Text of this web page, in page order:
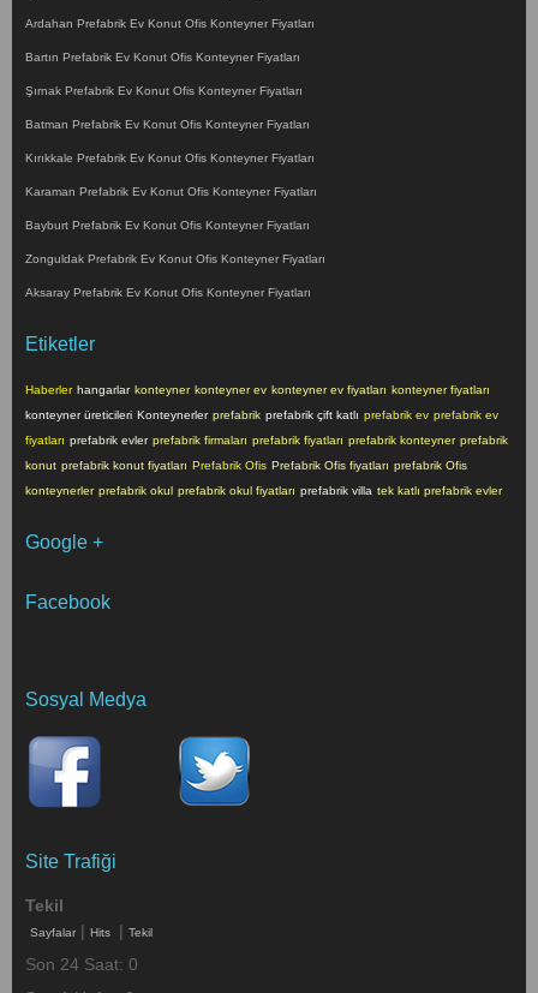
Ardahan Prefabrik Ev Konut Ofis Konteyner Fiyatları
Bartın Prefabrik Ev Konut Ofis Konteyner Fiyatları
Şırnak Prefabrik Ev Konut Ofis Konteyner Fiyatları
Batman Prefabrik Ev Konut Ofis Konteyner Fiyatları
Kırıkkale Prefabrik Ev Konut Ofis Konteyner Fiyatları
Karaman Prefabrik Ev Konut Ofis Konteyner Fiyatları
Bayburt Prefabrik Ev Konut Ofis Konteyner Fiyatları
Zonguldak Prefabrik Ev Konut Ofis Konteyner Fiyatları
Aksaray Prefabrik Ev Konut Ofis Konteyner Fiyatları
Etiketler
Haberler hangarlar konteyner konteyner ev konteyner ev fiyatları konteyner fiyatları
konteyner üreticileri Konteynerler prefabrik prefabrik çift katlı prefabrik ev prefabrik ev
fiyatları prefabrik evler prefabrik firmaları prefabrik fiyatları prefabrik konteyner prefabrik
konut prefabrik konut fiyatları Prefabrik Ofis Prefabrik Ofis fiyatları prefabrik Ofis
konteynerler prefabrik okul prefabrik okul fiyatları prefabrik villa tek katlı prefabrik evler
Google +
Facebook
Sosyal Medya
Site Trafiği
Tekil
Sayfalar | Hits | Tekil
Son 24 Saat: 0